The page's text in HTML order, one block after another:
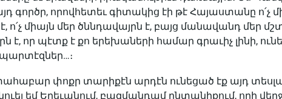
գործր, որովհետեւ գիտակից էի թէ Հայաստանը ո՛չ
ո՛չ միայն մեր ծննդավայրն է, բայց մանավանդ մեր
է, որ պէտք է քո երեխաների համար գրաւիչ լինի,
փոքր տարիքէն արդէն ունեցած էք այդ
եմ Երեւանում, բազմանդամ ընտանիքում, որի